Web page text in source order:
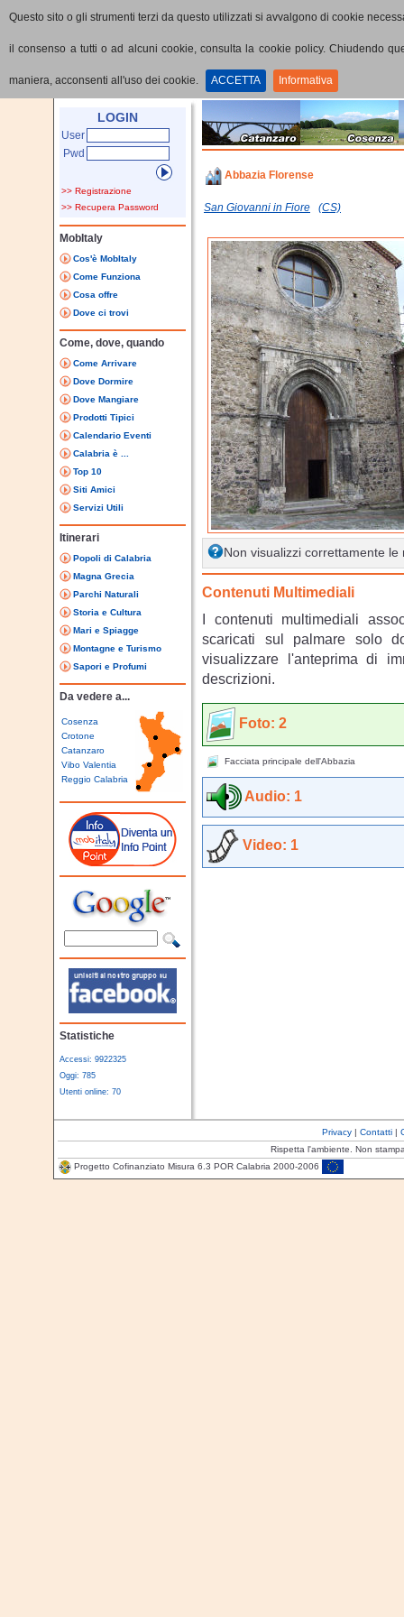
Questo sito o gli strumenti terzi da questo utilizzati si avvalgono di cookie
il consenso a tutti o ad alcuni cookie, consulta la cookie policy. Chiudendo
maniera, acconsenti all'uso dei cookie. ACCETTA Informativa
Dettaglio PoI
LOGIN
User
Pwd
>> Registrazione
>> Recupera Password
MobItaly
Cos'è MobItaly
Come Funziona
Cosa offre
Dove ci trovi
Come, dove, quando
Come Arrivare
Dove Dormire
Dove Mangiare
Prodotti Tipici
Calendario Eventi
Calabria è ...
Top 10
Siti Amici
Servizi Utili
Itinerari
Popoli di Calabria
Magna Grecia
Parchi Naturali
Storia e Cultura
Mari e Spiagge
Montagne e Turismo
Sapori e Profumi
Da vedere a...
Cosenza
Crotone
Catanzaro
Vibo Valentia
Reggio Calabria
Statistiche
Accessi: 9922325
Oggi: 785
Utenti online: 70
Abbazia Florense
San Giovanni in Fiore (CS)
Non visualizzi correttamente
Contenuti Multimediali
I contenuti multimediali
scaricati sul palmare solo
visualizzare l'anteprima di
descrizioni.
Foto: 2
Facciata principale dell'Abbazia
Audio: 1
Video: 1
Privacy| Contatti|
Rispetta l'ambiente. Non
Progetto Cofinanziato Misura 6.3 POR Calabria 2000-2006